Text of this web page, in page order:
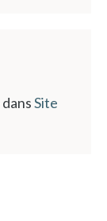
dansSite